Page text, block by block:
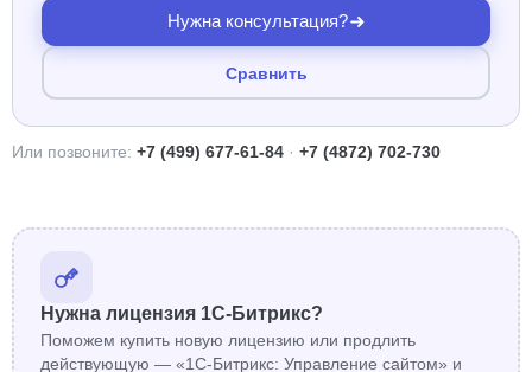
Нужна консультация?
Сравнить
Или позвоните: +7 (499) 677-61-84 · +7 (4872) 702-730
Нужна лицензия 1С-Битрикс?
Поможем купить новую лицензию или продлить
действующую — «1С-Битрикс: Управление сайтом» и